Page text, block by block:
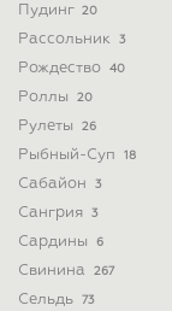
Пудинг 20
Рассольник 3
Рождество 40
Роллы 20
Рулеты 26
Рыбный-Суп 18
Сабайон 3
Сангрия 3
Сардины 6
Свинина 267
Сельдь 73